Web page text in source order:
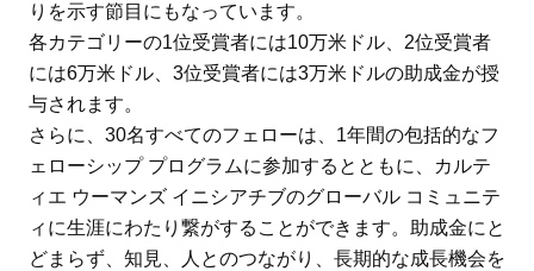
りを示す節目にもなっています。
各カテゴリーの1位受賞者には10万米ドル、2位受賞者
には6万米ドル、3位受賞者には3万米ドルの助成金が授
与されます。
さらに、30名すべてのフェローは、1年間の包括的なフ
ェローシップ プログラムに参加するとともに、カルテ
ィエ ウーマンズ イニシアチブのグローバル コミュニテ
ィに生涯にわたり繋がすることができます。助成金にと
どまらず、知見、人とのつながり、長期的な成長機会を